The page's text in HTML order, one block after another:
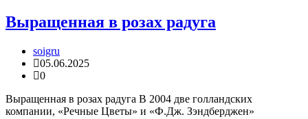
Выращенная в розах радуга
soigru
05.06.2025
0
Выращенная в розах радуга В 2004 две голландских
компании, «Речные Цветы» и «Ф.Дж. Зэндберджен»